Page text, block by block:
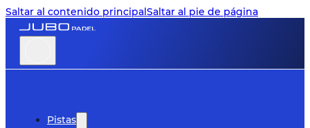
Saltar al contenido principalSaltar al pie de página
Pistas